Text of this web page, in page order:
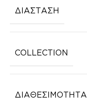
ΔΙΑΣΤΑΣΗ
COLLECTION
ΔΙΑΘΕΣΙΜΟΤΗΤΑ